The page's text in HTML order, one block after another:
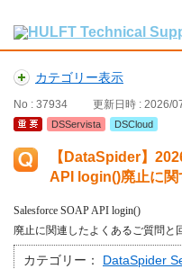
カテゴリー表示
No : 37934 更新日時 : 2026/
DSServista DSCloud
【DataSpider】
API login()廃止に関
Salesforce SOAP API login()
廃止に関連したよくあるご質問と
カテゴリー：
DataSpider